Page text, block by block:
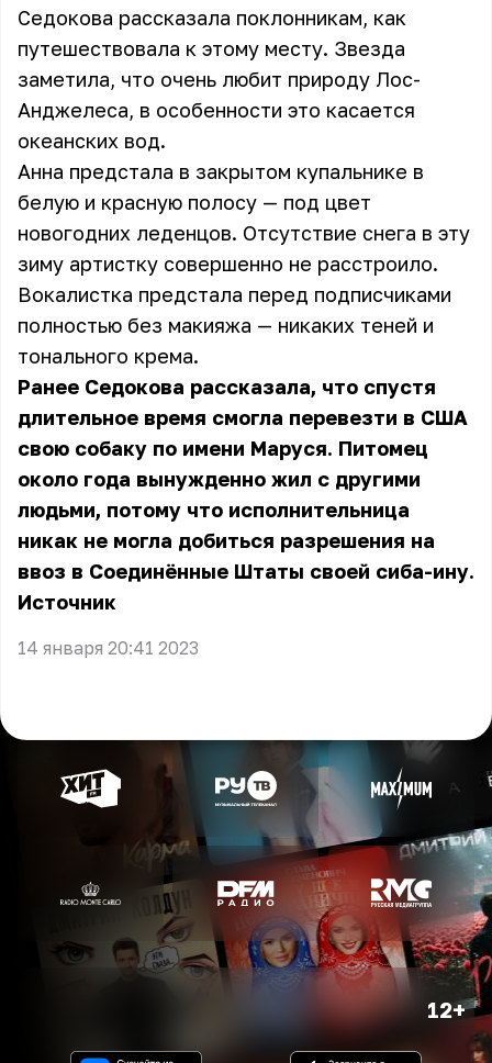
Седокова рассказала поклонникам, как
путешествовала к этому месту. Звезда
заметила, что очень любит природу Лос-
Анджелеса, в особенности это касается
океанских вод.
Анна предстала в закрытом купальнике в
белую и красную полосу — под цвет
новогодних леденцов. Отсутствие снега в эту
зиму артистку совершенно не расстроило.
Вокалистка предстала перед подписчиками
полностью без макияжа — никаких теней и
тонального крема.
Ранее Седокова рассказала, что спустя
длительное время смогла перевезти в США
свою собаку по имени Маруся. Питомец
около года вынужденно жил с другими
людьми, потому что исполнительница
никак не могла добиться разрешения на
ввоз в Соединённые Штаты своей сиба-ину.
Источник
14 января 20:41 2023
12+